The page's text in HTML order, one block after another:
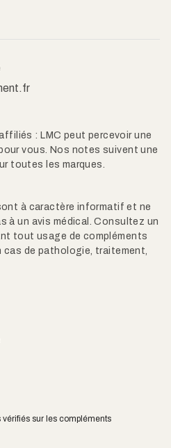
: LMC peut percevoir une
vous. Nos notes suivent une
toutes les marques.
à caractère informatif et ne
à un avis médical. Consultez un
tout usage de compléments
cas de pathologie, traitement,
sur les compléments